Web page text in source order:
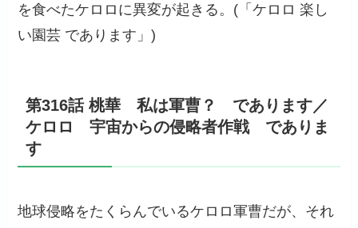
を食べたケロロに異変が起きる。(「ケロロ 楽し
い園芸 であります」)
第316話 桃華 私は軍曹？ であります／
ケロロ 宇宙からの侵略者作戦 でありま
す
地球侵略をたくらんでいるケロロ軍曹だが、それ